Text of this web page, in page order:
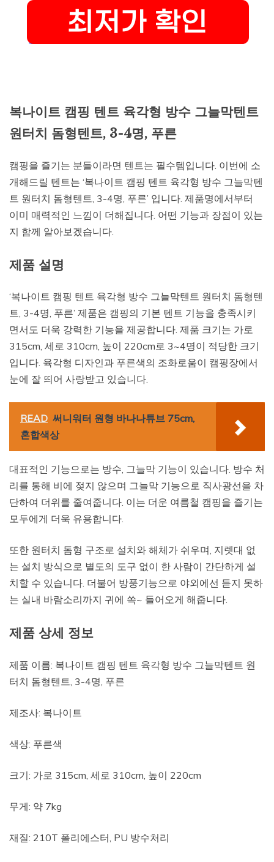
복나이트 캠핑 텐트 육각형 방수 그늘막텐트
원터치 돔형텐트, 3-4명, 푸른
캠핑을 즐기는 분들이라면 텐트는 필수템입니다. 이번에 소
개해드릴 텐트는 ‘복나이트 캠핑 텐트 육각형 방수 그늘막텐
트 원터치 돔형텐트, 3-4명, 푸른’ 입니다. 제품명에서부터
이미 매력적인 느낌이 더해집니다. 어떤 기능과 장점이 있는
지 함께 알아보겠습니다.
제품 설명
‘복나이트 캠핑 텐트 육각형 방수 그늘막텐트 원터치 돔형텐
트, 3-4명, 푸른’ 제품은 캠핑의 기본 텐트 기능을 충족시키
면서도 더욱 강력한 기능을 제공합니다. 제품 크기는 가로
315cm, 세로 310cm, 높이 220cm로 3~4명이 적당한 크기
입니다. 육각형 디자인과 푸른색의 조화로움이 캠핑장에서
눈에 잘 띄어 사랑받고 있습니다.
READ 써니워터 원형 바나나튜브 75cm,
혼합색상
대표적인 기능으로는 방수, 그늘막 기능이 있습니다. 방수 처
리를 통해 비에 젖지 않으며 그늘막 기능으로 직사광선을 차
단하여 더위를 줄여줍니다. 이는 더운 여름철 캠핑을 즐기는
모두에게 더욱 유용합니다.
또한 원터치 돔형 구조로 설치와 해체가 쉬우며, 지렛대 없
는 설치 방식으로 별도의 도구 없이 한 사람이 간단하게 설
치할 수 있습니다. 더불어 방풍기능으로 야외에선 듣지 못하
는 실내 바람소리까지 귀에 쏙~ 들어오게 해줍니다.
제품 상세 정보
제품 이름: 복나이트 캠핑 텐트 육각형 방수 그늘막텐트 원
터치 돔형텐트, 3-4명, 푸른
제조사: 복나이트
색상: 푸른색
크기: 가로 315cm, 세로 310cm, 높이 220cm
무게: 약 7kg
재질: 210T 폴리에스터, PU 방수처리